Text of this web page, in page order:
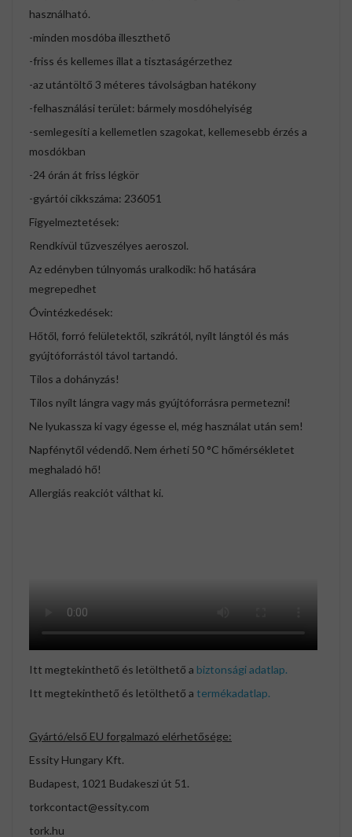
használható.
-minden mosdóba illeszthető
-friss és kellemes illat a tisztaságérzethez
-az utántöltő 3 méteres távolságban hatékony
-felhasználási terület: bármely mosdóhelyiség
-semlegesíti a kellemetlen szagokat, kellemesebb érzés a
mosdókban
-24 órán át friss légkör
-gyártói cikkszáma: 236051
Figyelmeztetések:
Rendkívül tűzveszélyes aeroszol.
Az edényben túlnyomás uralkodik: hő hatására
megrepedhet
Óvintézkedések:
Hőtől, forró felületektől, szikrától, nyílt lángtól és más
gyújtóforrástól távol tartandó.
Tilos a dohányzás!
Tilos nyílt lángra vagy más gyújtóforrásra permetezni!
Ne lyukassza ki vagy égesse el, még használat után sem!
Napfénytől védendő. Nem érheti 50 °C hőmérsékletet
meghaladó hő!
Allergiás reakciót válthat ki.
Itt megtekinthető és letölthető a biztonsági adatlap.
Itt megtekinthető és letölthető a termékadatlap.
Gyártó/első EU forgalmazó elérhetősége:
Essity Hungary Kft.
Budapest, 1021 Budakeszi út 51.
torkcontact@essity.com
tork.hu